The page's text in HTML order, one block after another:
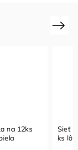
na 12ks
Sieť
ks
Next